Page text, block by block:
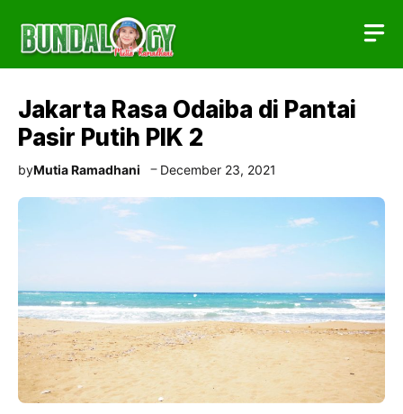
content
Jakarta Rasa Odaiba di Pantai
Pasir Putih PIK 2
byMutia Ramadhani December 23, 2021